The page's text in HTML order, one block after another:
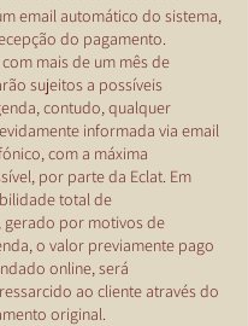
email automático do sistema,
do pagamento.
mais de um mês de
sujeitos a possíveis
contudo, qualquer
informada via email
com a máxima
por parte da Eclat. Em
total de
gerado por motivos de
o valor previamente pago
online, será
ao cliente através do
original.